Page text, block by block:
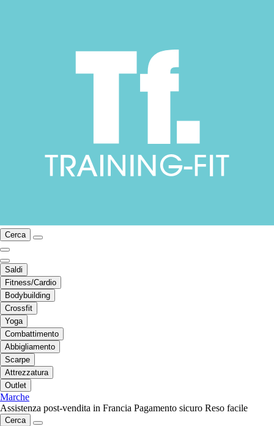
Cerca
Saldi
Fitness/Cardio
Bodybuilding
Crossfit
Yoga
Combattimento
Abbigliamento
Scarpe
Attrezzatura
Outlet
Marche
Assistenza post-vendita in Francia Pagamento sicuro Reso facile
Cerca